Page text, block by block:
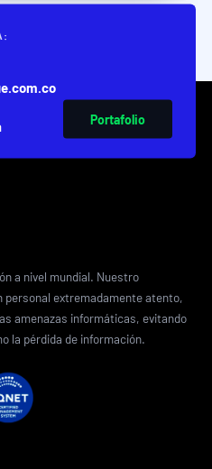
Portafolio
a nivel mundial. Nuestro
personal extremadamente atento,
amenazas informáticas, evitando
la pérdida de información.